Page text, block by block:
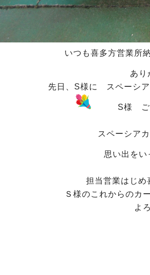
いつも喜多方営業所
あり
先日、S様に スペーシア
S様 ご納
スペーシア
思い出を
担当営業はじめ
Ｓ様のこれからのカ
よ